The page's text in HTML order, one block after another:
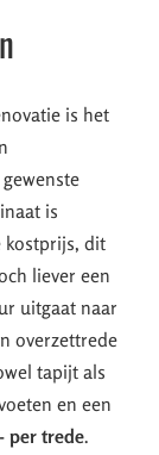
is het
is
kostprijs, dit
liever een
uitgaat naar
overzettrede
tapijt als
en een
per trede.